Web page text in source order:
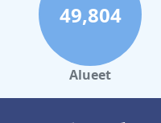
49,804
Alueet